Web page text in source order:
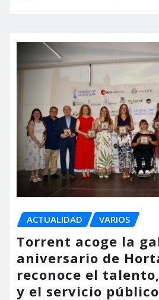
ACTUALIDAD VARIOS
Torrent acoge la
aniversario de
reconoce el
y el servicio